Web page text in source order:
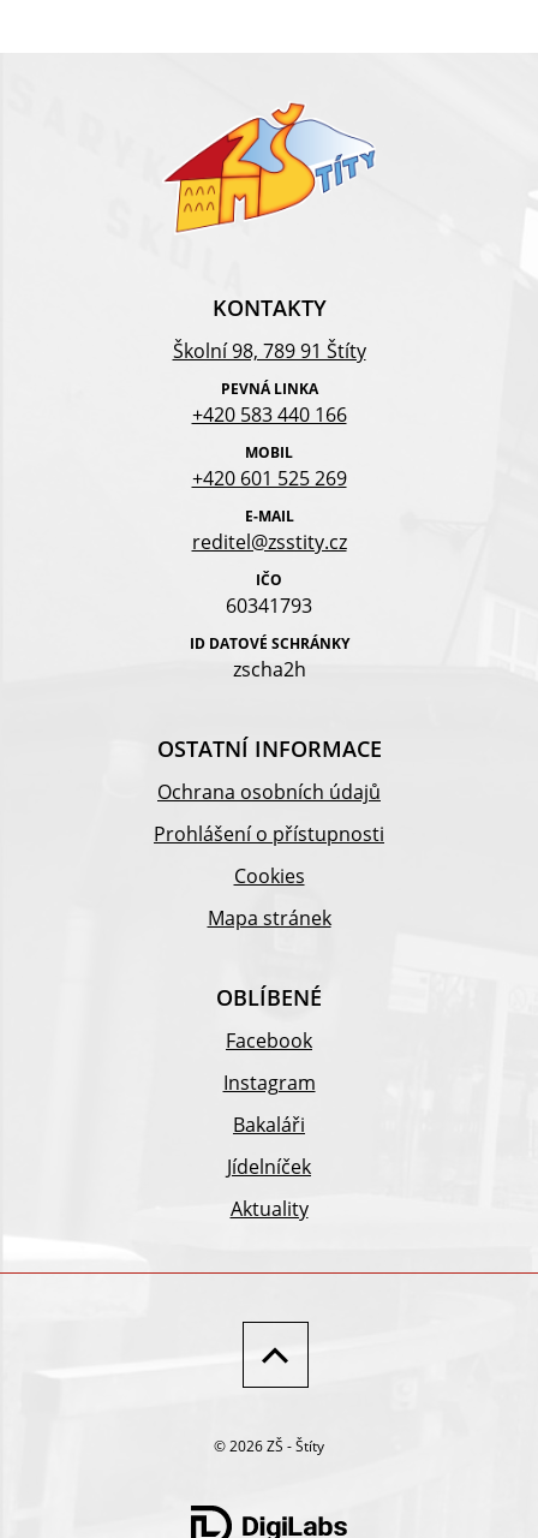
KONTAKTY
Školní 98, 789 91 Štíty
PEVNÁ LINKA
+420 583 440 166
MOBIL
+420 601 525 269
E-MAIL
reditel@zsstity.cz
IČO
60341793
ID DATOVÉ SCHRÁNKY
zscha2h
OSTATNÍ INFORMACE
Ochrana osobních údajů
Prohlášení o přístupnosti
Cookies
Mapa stránek
OBLÍBENÉ
Facebook
Instagram
Bakaláři
Jídelníček
Aktuality
© 2026 ZŠ - Štíty